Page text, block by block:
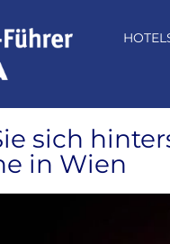
sich
in Wien